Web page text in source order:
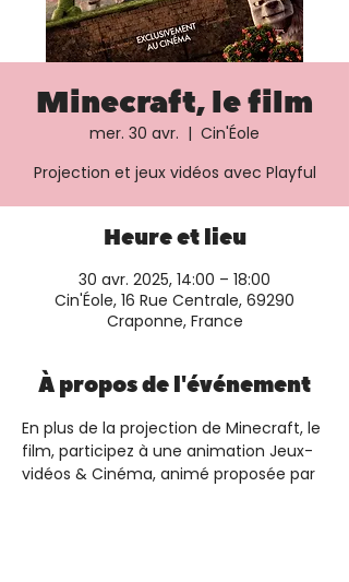
Minecraft, le film
mer. 30 avr.
  |
Cin'Éole
Projection et jeux vidéos avec Playful
Heure et lieu
30 avr. 2025, 14:00 – 18:00
Cin'Éole, 16 Rue Centrale, 69290
Craponne, France
À propos de l'événement
En plus de la projection de Minecraft, le
film, participez à une animation Jeux-
vidéos & Cinéma, animé proposée par